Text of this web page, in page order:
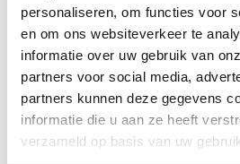
personaliseren, om functies voor
en om ons websiteverkeer te
informatie over uw gebruik van
partners voor social media,
partners kunnen deze gegevens
informatie die u aan ze heeft
verzameld op basis van uw